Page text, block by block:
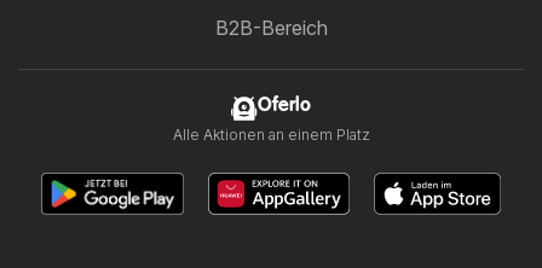
B2B-Bereich
Oferlo
Alle Aktionen an einem Platz